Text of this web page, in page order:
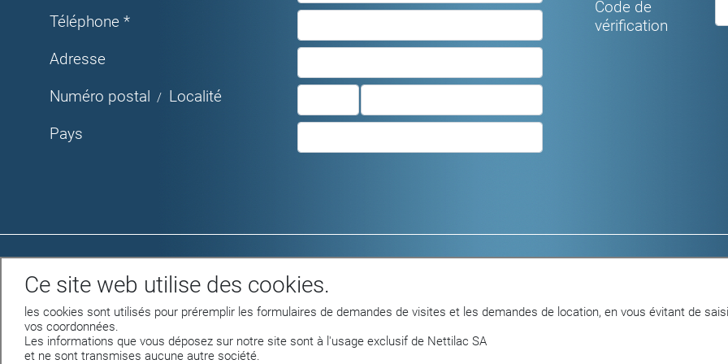
Téléphone *
Adresse
Numéro postal / Localité
Pays
Code de
vérification
Tél. +41 22 312 04 50 - fax +41 22 312 04
75
info@nettilac.ch -
www.nettilac.ch
Objets en vente
Ce site web utilise des cookies.
les cookies sont utilisés pour préremplir les formulaires de demandes de visites et les demandes de location, en vous évitant de
vos coordonnées.
Les informations que vous déposez sur notre site sont à l'usage exclusif de Nettilac SA
et ne sont transmises aucune autre société.